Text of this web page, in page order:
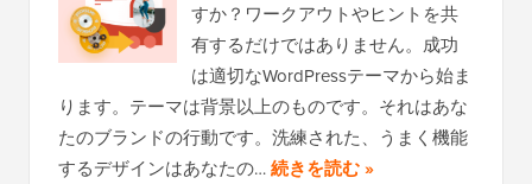
すか？ワークアウトやヒントを共
有するだけではありません。成功
は適切なWordPressテーマから始ま
ります。テーマは背景以上のものです。それはあな
たのブランドの行動です。洗練された、うまく機能
するデザインはあなたの…続きを読む »